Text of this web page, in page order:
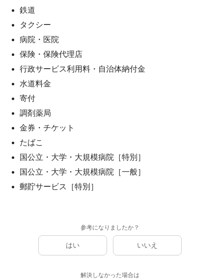
鉄道
タクシー
病院・医院
保険・保険代理店
行政サービス利用料・自治体納付金
水道料金
寄付
調剤薬局
金券・チケット
たばこ
国公立・大学・大規模病院［特別］
国公立・大学・大規模病院［一般］
郵貯サービス［特別］
参考になりましたか？
はい いいえ
解決しなかった場合は